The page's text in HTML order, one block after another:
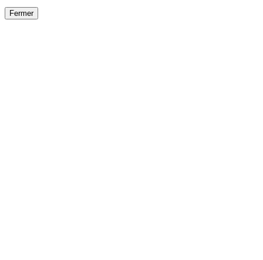
Fermer